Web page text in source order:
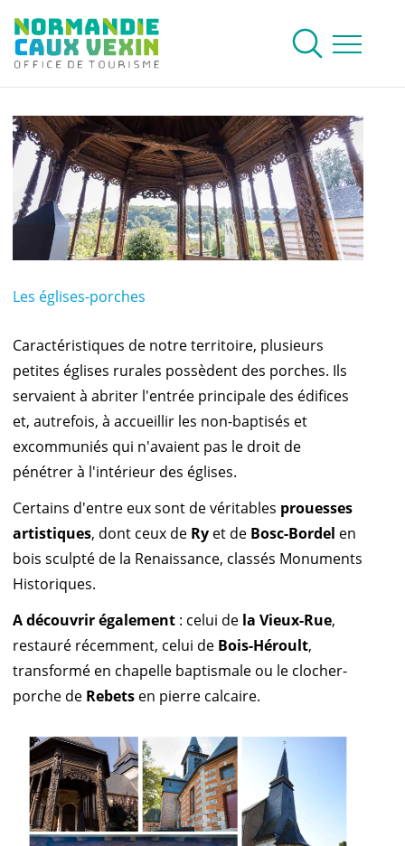
Normandie Caux Vexin
Ouvrir le
Rechercher
Les églises-porches
Caractéristiques de notre territoire, plusieurs
petites églises rurales possèdent des porches. Ils
servaient à abriter l'entrée principale des édifices
et, autrefois, à accueillir les non-baptisés et
excommuniés qui n'avaient pas le droit de
pénétrer à l'intérieur des églises.
Certains d'entre eux sont de véritables prouesses
artistiques, dont ceux de Ry et de Bosc-Bordel en
bois sculpté de la Renaissance, classés Monuments
Historiques.
A découvrir également : celui de la Vieux-Rue,
restauré récemment, celui de Bois-Héroult,
transformé en chapelle baptismale ou le clocher-
porche de Rebets en pierre calcaire.